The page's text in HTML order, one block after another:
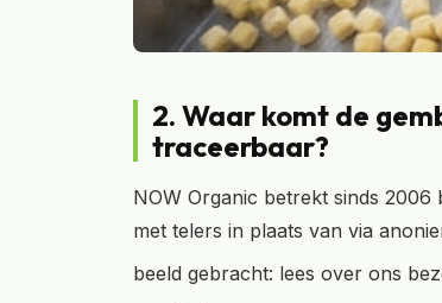
2. Waar komt de
traceerbaar?
NOW Organic betrekt sinds
met telers in plaats van via
beeld gebracht: lees over ons